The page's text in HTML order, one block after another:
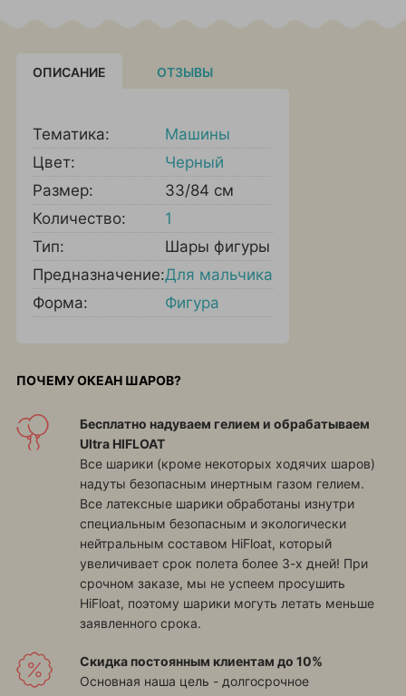
ОПИСАНИЕ ОТЗЫВЫ
Тематика:
Машины
Цвет:
Черный
Размер:
33/84 см
Количество:
1
Тип:
Шары фигуры
Предназначение:Для мальчика
Форма:
Фигура
ПОЧЕМУ ОКЕАН ШАРОВ?
Бесплатно надуваем гелием и обрабатываем
Ultra HIFLOAT
Все шарики (кроме некоторых ходячих шаров)
надуты безопасным инертным газом гелием.
Все латексные шарики обработаны изнутри
специальным безопасным и экологически
нейтральным составом HiFloat, который
увеличивает срок полета более 3-х дней! При
срочном заказе, мы не успеем просушить
HiFloat, поэтому шарики могуть летать меньше
заявленного срока.
Скидка постоянным клиентам до 10%
Основная наша цель - долгосрочное